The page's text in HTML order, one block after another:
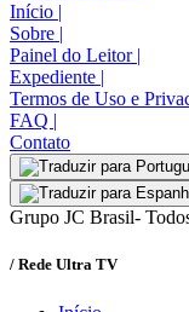
Início |
Sobre |
Painel do Leitor |
Expediente |
Termos de Uso e
FAQ |
Contato
Grupo JC Brasil-
/ Rede Ultra TV